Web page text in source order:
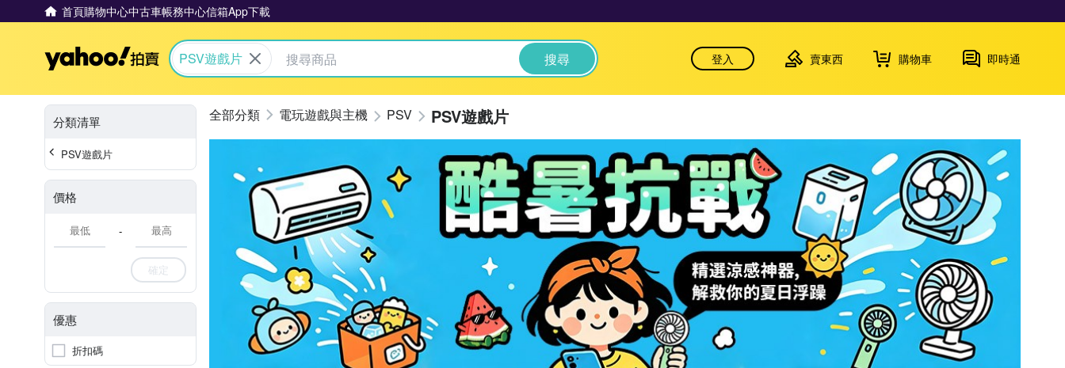
首頁購物中心中古車帳務中心信箱App下載
Yahoo拍賣
PSV遊戲片 搜尋 登入 賣東西 購物車 即時通
分類清單
PSV遊戲片
價格
-
確定
優惠
折扣碼
電玩遊戲與主機 PSV PSV遊戲片